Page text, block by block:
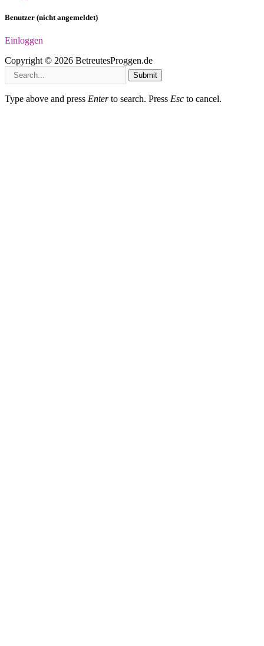
Benutzer (nicht angemeldet)
Einloggen
Copyright © 2026 BetreutesProggen.de
Submit
Type above and press Enterto search. Press Esc to cancel.